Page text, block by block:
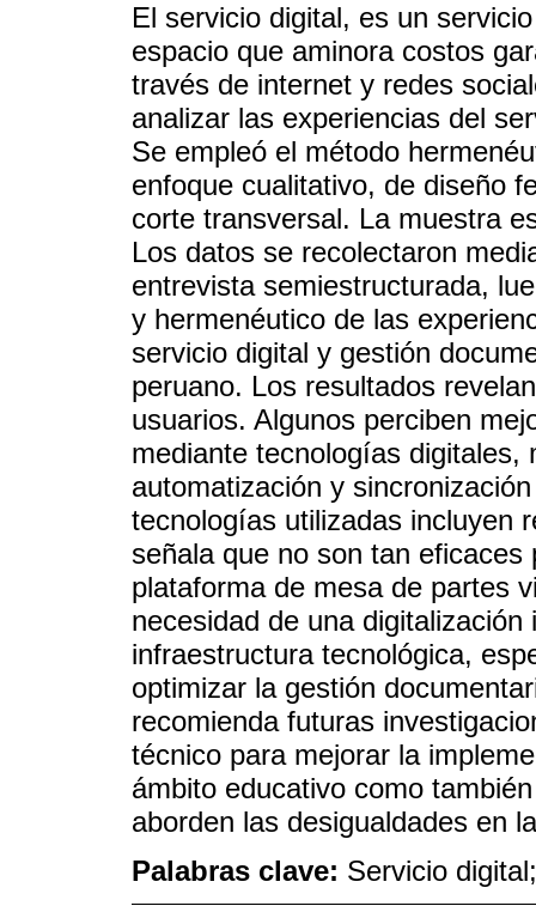
El servicio digital, es un
espacio que aminora costos
través de internet y redes
analizar las experiencias del
Se empleó el método
enfoque cualitativo, de diseño
corte transversal. La muestra
Los datos se recolectaron
entrevista semiestructurada,
y hermenéutico de las
servicio digital y gestión
peruano. Los resultados
usuarios. Algunos perciben
mediante tecnologías
automatización y
tecnologías utilizadas incluyen
señala que no son tan
plataforma de mesa de partes
necesidad de una
infraestructura tecnológica,
optimizar la gestión
recomienda futuras
técnico para mejorar la
ámbito educativo como
aborden las desigualdades en
Palabras clave: Servicio